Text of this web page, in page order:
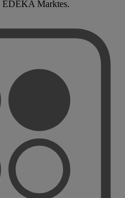
EDEKA Marktes.